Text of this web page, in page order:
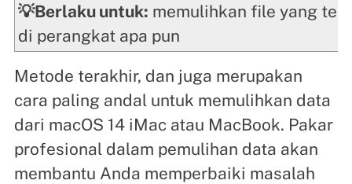
💡Berlaku untuk: memulihkan file yang
di perangkat apa pun
Metode terakhir, dan juga merupakan
cara paling andal untuk memulihkan data
dari macOS 14 iMac atau MacBook. Pakar
profesional dalam pemulihan data akan
membantu Anda memperbaiki masalah